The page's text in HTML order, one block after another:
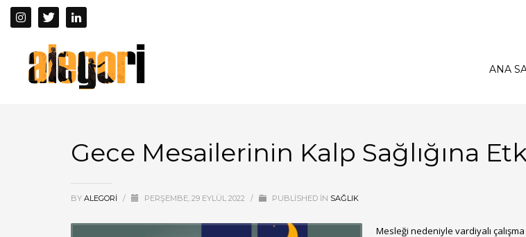
ANA
Gece Mesailerinin Kalp Sağlığına
BY ALEGORI / PERŞEMBE, 29 EYLÜL 2022 / PUBLISHED IN SAĞLIK
Mesleği nedeniyle vardiyalı